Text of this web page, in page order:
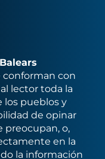
conforman con
lector toda la
los pueblos y
de opinar
preocupan, o,
en la
la información